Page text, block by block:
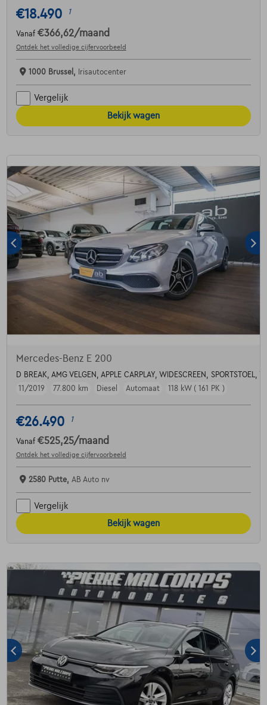
€18.490 1
Vanaf €366,62/maand
Ontdek het volledige cijfervoorbeeld
1000 Brussel, Irisautocenter
Vergelijk
Bekijk wagen
Mercedes-Benz E 200
D BREAK, AMG VELGEN, APPLE CARPLAY, WIDESCREEN, SPORTSTOEL,
11/2019
77.800 km Diesel Automaat 118 kW ( 161 PK )
€26.490 1
Vanaf €525,25/maand
Ontdek het volledige cijfervoorbeeld
2580 Putte, AB Auto nv
Vergelijk
Bekijk wagen